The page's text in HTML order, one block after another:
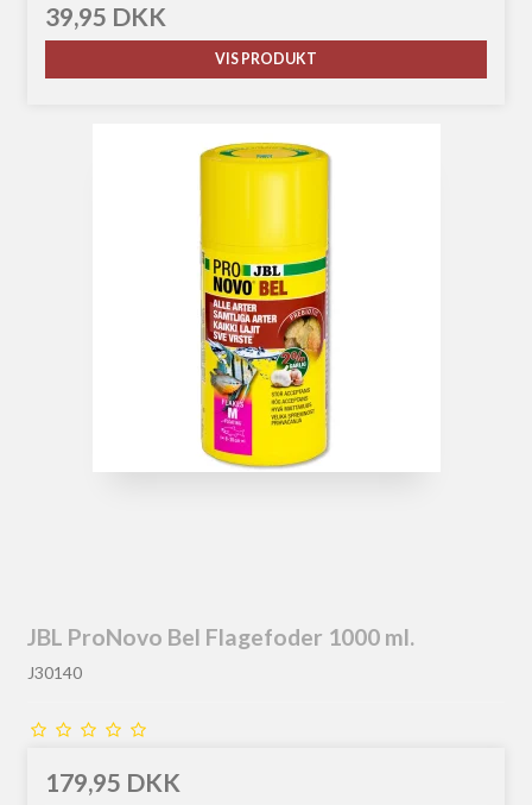
39,95 DKK
VIS PRODUKT
JBL ProNovo Bel Flagefoder 1000 ml.
J30140
179,95 DKK